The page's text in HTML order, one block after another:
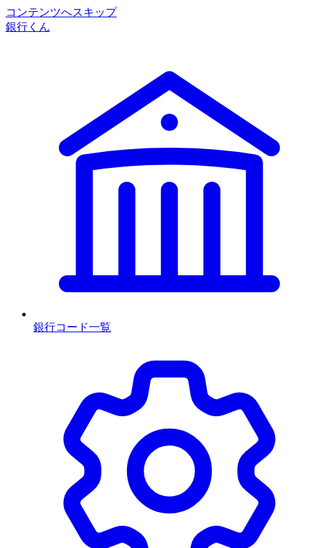
コンテンツへスキップ
銀行くん
銀行コード一覧